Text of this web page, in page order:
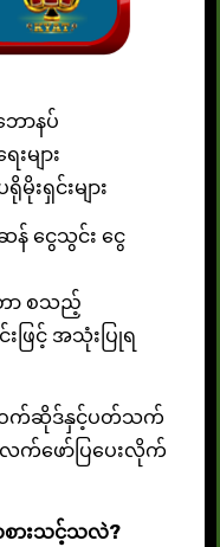
ာနပ်
များ
းရှင်းများ
န် ငွေသွင်း ငွေ
ာ စသည့်
းဖြင့် အသုံးပြုရ
ဝက်ဆိုဒ်နှင့်ပတ်သက်
ဖော်ပြပေးလိုက်
စားသင့်သလဲ?